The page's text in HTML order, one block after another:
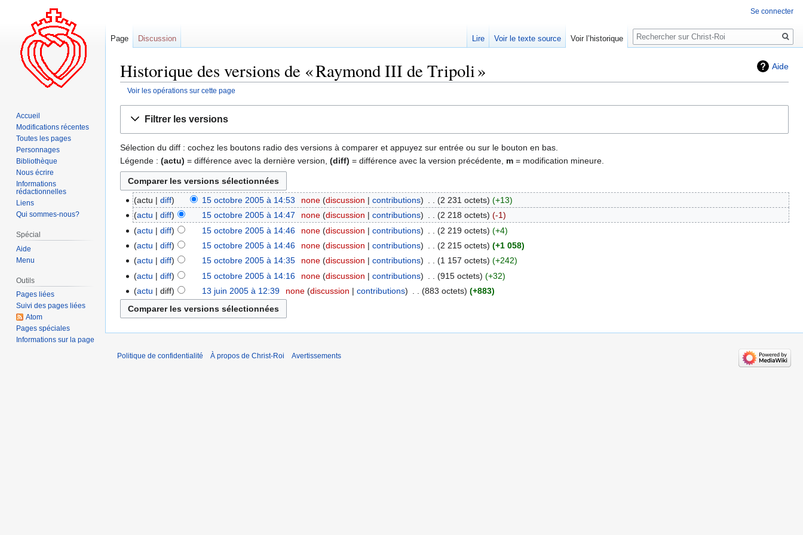
Aide
Historique des versions de « Raymond III de Tripoli »
Voir les opérations sur cette page
navigation
recherche
Filtrer les versions
Sélection du diff : cochez les boutons radio des versions à comparer et appuyez sur entrée ou sur le bouton en bas.
Légende : (actu) = différence avec la dernière version, (diff) = différence avec la version précédente, m = modification mineure.
actu diff 15 octobre 2005 à 14:53 none discussion contributions 2 231 octets
+13
actu
diff 15 octobre 2005 à 14:47 none discussion contributions 2 218 octets
-1
actu
diff 15 octobre 2005 à 14:46 none discussion contributions 2 219 octets
+4
actu
diff 15 octobre 2005 à 14:46 none discussion contributions 2 215 octets
+1 058
actu
diff 15 octobre 2005 à 14:35 none discussion contributions 1 157 octets
+242
actu
diff 15 octobre 2005 à 14:16 none discussion contributions 915 octets
+32
actu
diff 13 juin 2005 à 12:39 none discussion contributions 883 octets +883
Se connecter
Page Discussion Lire Voir le texte source Voir l’historique
Rechercher
Accueil
Modifications récentes
Toutes les pages
Personnages
Bibliothèque
Nous écrire
Informations
rédactionnelles
Liens
Qui sommes-nous?
Spécial
Aide
Menu
Outils
Pages liées
Suivi des pages liées
Atom
Pages spéciales
Informations sur la page
Politique de confidentialité
À propos de Christ-Roi Avertissements